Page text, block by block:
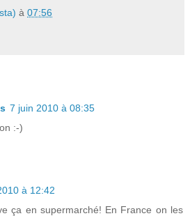
à 07:56
7 juin 2010 à 08:35
:-)
à 12:42
ça en supermarché! En France on les